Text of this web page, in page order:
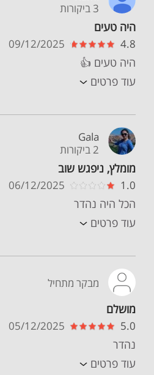
3 ביקורות
היה טעים
4.8
09/12/2025
היה טעים 👍
עוד פרטים
Gala
2 ביקורות
מומלץ, ניפגש שוב
1.0
06/12/2025
הכל היה נהדר
עוד פרטים
מבקר מתחיל
מושלם
5.0
05/12/2025
נהדר
עוד פרטים